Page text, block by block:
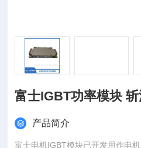
富士IGBT功率模块
产品简介
富士电机IGBT模块已开发用作电